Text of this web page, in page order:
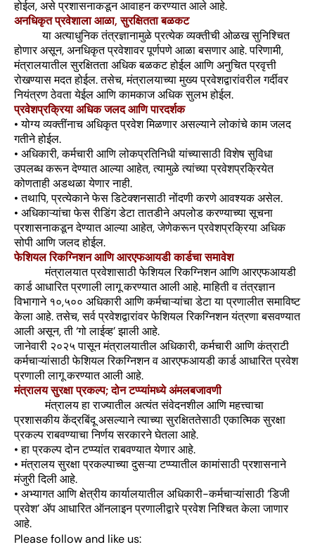
होईल, असे प्रशासनाकडून आवाहन करण्यात आले आहे.
अनधिकृत प्रवेशाला आळा, सुरक्षितता बळकट
या अत्याधुनिक तंत्रज्ञानामुळे प्रत्येक व्यक्तीची ओळख सुनिश्चित
होणार असून, अनधिकृत प्रवेशावर पूर्णपणे आळा बसणार आहे. परिणामी,
मंत्रालयातील सुरक्षितता अधिक बळकट होईल आणि अनुचित प्रवृत्ती
रोखण्यास मदत होईल. तसेच, मंत्रालयाच्या मुख्य प्रवेशद्वारांवरील गर्दीवर
नियंत्रण ठेवता येईल आणि कामकाज अधिक सुलभ होईल.
प्रवेशप्रक्रिया अधिक जलद आणि पारदर्शक
• योग्य व्यक्तींनाच अधिकृत प्रवेश मिळणार असल्याने लोकांचे काम जलद
गतीने होईल.
• अधिकारी, कर्मचारी आणि लोकप्रतिनिधी यांच्यासाठी विशेष सुविधा
उपलब्ध करून देण्यात आल्या आहेत, त्यामुळे त्यांच्या प्रवेशप्रक्रियेत
कोणताही अडथळा येणार नाही.
• तथापि, प्रत्येकाने फेस डिटेक्शनसाठी नोंदणी करणे आवश्यक असेल.
• अधिकाऱ्यांचा फेस रीडिंग डेटा तातडीने अपलोड करण्याच्या सूचना
प्रशासनाकडून देण्यात आल्या आहेत, जेणेकरून प्रवेशप्रक्रिया अधिक
सोपी आणि जलद होईल.
फेशियल रिकग्निशन आणि आरएफआयडी कार्डचा समावेश
मंत्रालयात प्रवेशासाठी फेशियल रिकग्निशन आणि आरएफआयडी
कार्ड आधारित प्रणाली लागू करण्यात आली आहे. माहिती व तंत्रज्ञान
विभागाने १०,५०० अधिकारी आणि कर्मचाऱ्यांचा डेटा या प्रणालीत समाविष्ट
केला आहे. तसेच, सर्व प्रवेशद्वारांवर फेशियल रिकग्निशन यंत्रणा बसवण्यात
आली असून, ती ‘गो लाईव्ह’ झाली आहे.
जानेवारी २०२५ पासून मंत्रालयातील अधिकारी, कर्मचारी आणि कंत्राटी
कर्मचाऱ्यांसाठी फेशियल रिकग्निशन व आरएफआयडी कार्ड आधारित प्रवेश
प्रणाली लागू करण्यात आली आहे.
मंत्रालय सुरक्षा प्रकल्प; दोन टप्प्यांमध्ये अंमलबजावणी
मंत्रालय हा राज्यातील अत्यंत संवेदनशील आणि महत्त्वाचा
प्रशासकीय केंद्रबिंदू असल्याने त्याच्या सुरक्षिततेसाठी एकात्मिक सुरक्षा
प्रकल्प राबवण्याचा निर्णय सरकारने घेतला आहे.
• हा प्रकल्प दोन टप्प्यांत राबवण्यात येणार आहे.
• मंत्रालय सुरक्षा प्रकल्पाच्या दुसऱ्या टप्प्यातील कामांसाठी प्रशासनाने
मंजुरी दिली आहे.
• अभ्यागत आणि क्षेत्रीय कार्यालयातील अधिकारी-कर्मचाऱ्यांसाठी ‘डिजी
प्रवेश’ ॲप आधारित ऑनलाइन प्रणालीद्वारे प्रवेश निश्चित केला जाणार
आहे.
Please follow and like us: